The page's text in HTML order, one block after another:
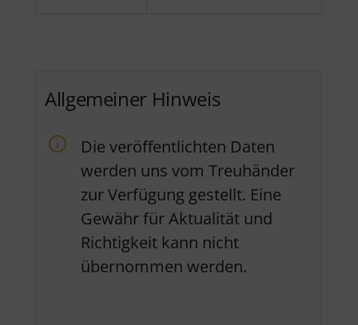
Allgemeiner Hinweis
Die veröffentlichten Daten
werden uns vom Treuhänder
zur Verfügung gestellt. Eine
Gewähr für Aktualität und
Richtigkeit kann nicht
übernommen werden.